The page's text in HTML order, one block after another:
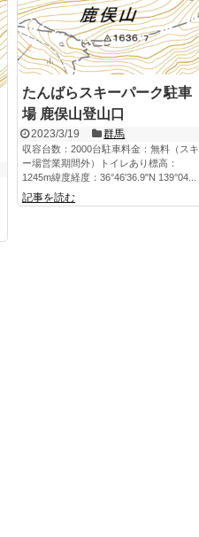
たんばらスキーパーク駐車
場 鹿俣山登山口
2023/3/19 群馬
収容台数：2000台駐車料金：無料（スキ
ー場営業期間外）トイレあり標高：
1245m緯度経度：36°46'36.9"N 139°04...
記事を読む